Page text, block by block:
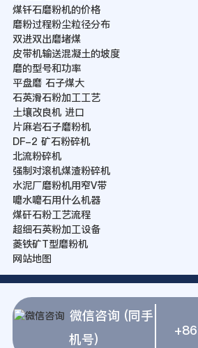
煤钎石磨粉机的价格
磨粉过程粉尘粒径分布
双进双出磨堵煤
皮带机输送混凝土的坡度
磨的型号和功率
平盘磨 石子煤大
石英滑石粉加工工艺
土壤改良机 进口
片麻岩石子磨粉机
DF-2 矿石粉碎机
北流粉碎机
强制对滚机煤渣粉碎机
水泥厂磨粉机用窄V带
嚰水嚰石用什么机器
煤矸石粉工艺流程
超细石英粉加工设备
菱铁矿T型磨粉机
网站地图
微信咨询 (同手
机号)